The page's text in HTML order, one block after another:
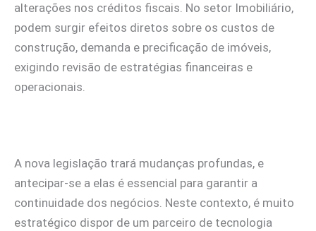
alterações nos créditos fiscais. No setor Imobiliário,
podem surgir efeitos diretos sobre os custos de
construção, demanda e precificação de imóveis,
exigindo revisão de estratégias financeiras e
operacionais.
A nova legislação trará mudanças profundas, e
antecipar-se a elas é essencial para garantir a
continuidade dos negócios. Neste contexto, é muito
estratégico dispor de um parceiro de tecnologia